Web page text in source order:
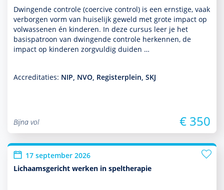
Dwingende controle (coercive control) is een ernstige, vaak
verborgen vorm van huiselijk geweld met grote impact op
vol­was­senen én kin­de­ren. In deze cursus leer je het
basispatroon van dwingende controle herkennen, de
impact op kin­de­ren zorgvuldig duiden …
Accreditaties: NIP, NVO, Registerplein, SKJ
Bijna vol € 350
17 september 2026
Lichaamsgericht werken in speltherapie